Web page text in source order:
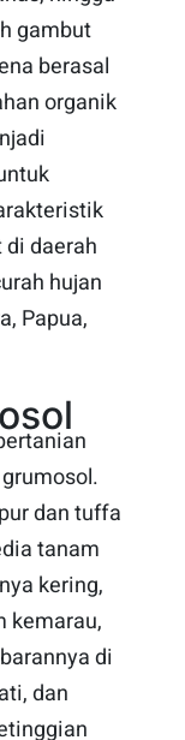
gambut
berasal
organik
daerah
hujan
Papua,
dan tuffa
tanam
kering,
kemarau,
di
dan